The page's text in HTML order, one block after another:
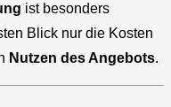
ist besonders
Blick nur die Kosten
Nutzen des Angebots.